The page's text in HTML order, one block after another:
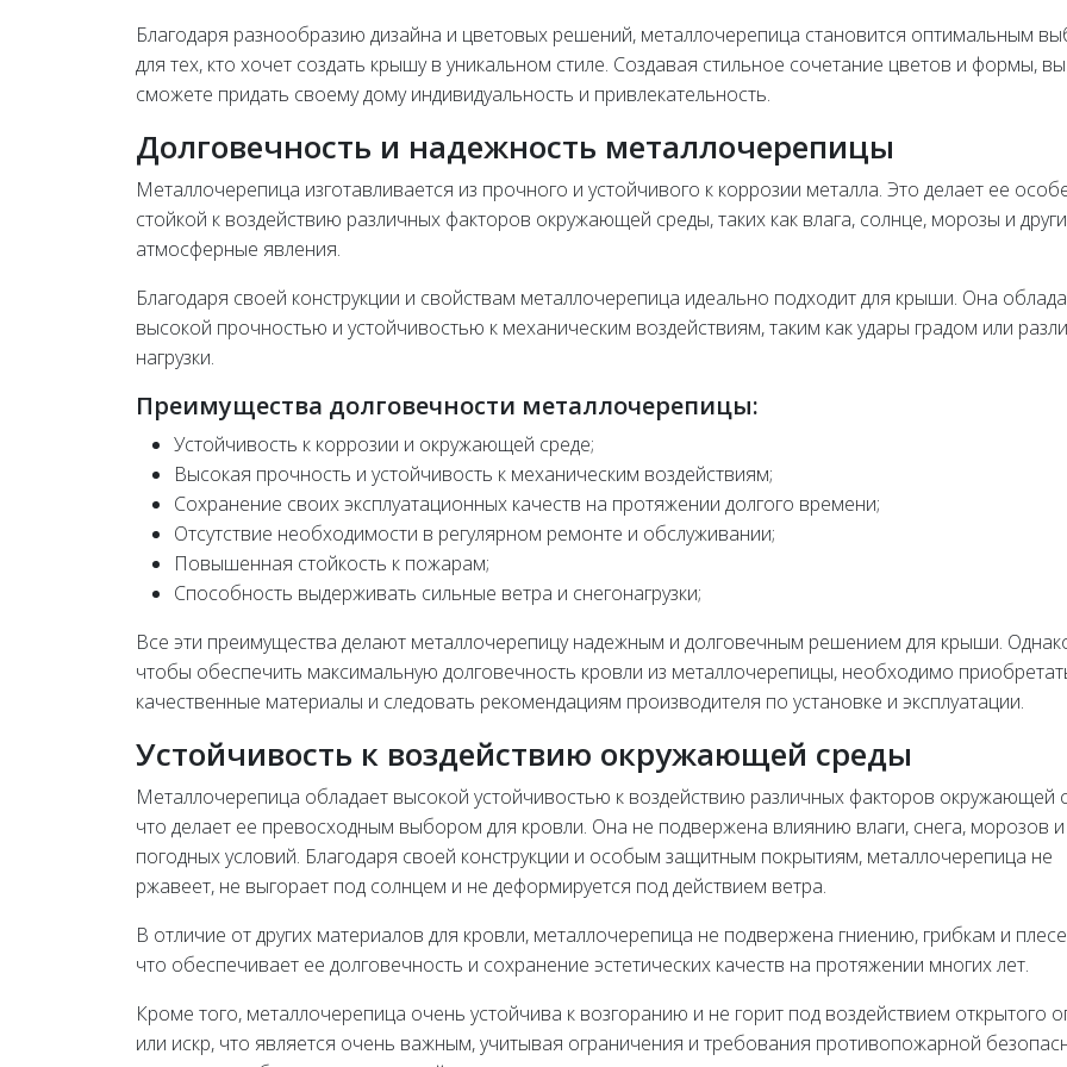
Благодаря разнообразию дизайна и цветовых решений, металлочерепица становится оптимальным
для тех, кто хочет создать крышу в уникальном стиле. Создавая стильное сочетание цветов и формы, вы
сможете придать своему дому индивидуальность и привлекательность.
Долговечность и надежность металлочерепицы
Металлочерепица изготавливается из прочного и устойчивого к коррозии металла. Это делает ее
стойкой к воздействию различных факторов окружающей среды, таких как влага, солнце, морозы и
атмосферные явления.
Благодаря своей конструкции и свойствам металлочерепица идеально подходит для крыши. Она
высокой прочностью и устойчивостью к механическим воздействиям, таким как удары градом или
нагрузки.
Преимущества долговечности металлочерепицы:
Устойчивость к коррозии и окружающей среде;
Высокая прочность и устойчивость к механическим воздействиям;
Сохранение своих эксплуатационных качеств на протяжении долгого времени;
Отсутствие необходимости в регулярном ремонте и обслуживании;
Повышенная стойкость к пожарам;
Способность выдерживать сильные ветра и снегонагрузки;
Все эти преимущества делают металлочерепицу надежным и долговечным решением для крыши.
чтобы обеспечить максимальную долговечность кровли из металлочерепицы, необходимо
качественные материалы и следовать рекомендациям производителя по установке и эксплуатации.
Устойчивость к воздействию окружающей среды
Металлочерепица обладает высокой устойчивостью к воздействию различных факторов окружающей
что делает ее превосходным выбором для кровли. Она не подвержена влиянию влаги, снега, морозов и
погодных условий. Благодаря своей конструкции и особым защитным покрытиям, металлочерепица не
ржавеет, не выгорает под солнцем и не деформируется под действием ветра.
В отличие от других материалов для кровли, металлочерепица не подвержена гниению, грибкам и
что обеспечивает ее долговечность и сохранение эстетических качеств на протяжении многих лет.
Кроме того, металлочерепица очень устойчива к возгоранию и не горит под воздействием открытого
или искр, что является очень важным, учитывая ограничения и требования противопожарной